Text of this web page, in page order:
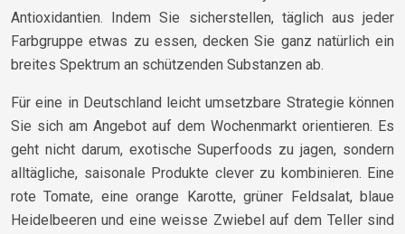
Antioxidantien. Indem Sie sicherstellen, täglich aus jeder
Farbgruppe etwas zu essen, decken Sie ganz natürlich ein
breites Spektrum an schützenden Substanzen ab.
Für eine in Deutschland leicht umsetzbare Strategie können
Sie sich am Angebot auf dem Wochenmarkt orientieren. Es
geht nicht darum, exotische Superfoods zu jagen, sondern
alltägliche, saisonale Produkte clever zu kombinieren. Eine
rote Tomate, eine orange Karotte, grüner Feldsalat, blaue
Heidelbeeren und eine weisse Zwiebel auf dem Teller sind